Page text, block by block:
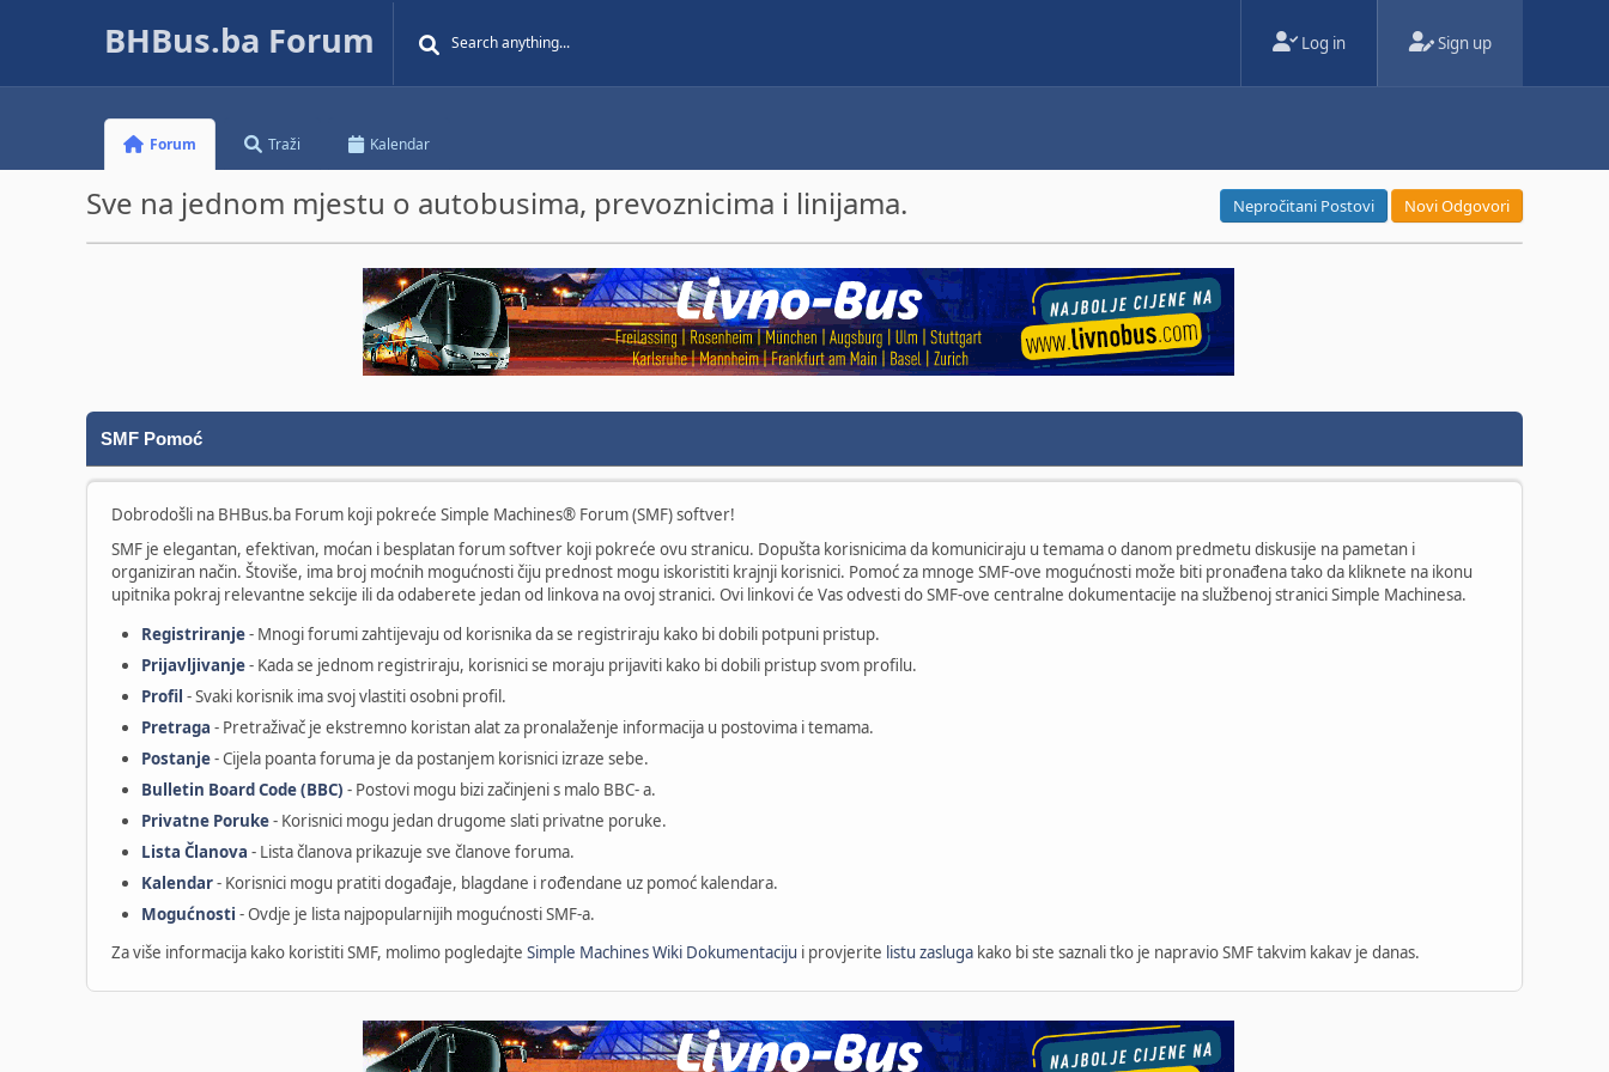
BHBus.ba Forum Log in Sign up
Forum Traži Kalendar
Sve na jednom mjestu o autobusima, prevoznicima i linijama. Nepročitani Postovi Novi Odgovori
SMF Pomoć
Dobrodošli na BHBus.ba Forum koji pokreće Simple Machines® Forum (SMF) softver!
SMF je elegantan, efektivan, moćan i besplatan forum softver koji pokreće ovu stranicu. Dopušta korisnicima da komuniciraju u temama o danom predmetu diskusije na pametan i
organiziran način. Štoviše, ima broj moćnih mogućnosti čiju prednost mogu iskoristiti krajnji korisnici. Pomoć za mnoge SMF-ove mogućnosti može biti pronađena tako da kliknete na ikonu
upitnika pokraj relevantne sekcije ili da odaberete jedan od linkova na ovoj stranici. Ovi linkovi će Vas odvesti do SMF-ove centralne dokumentacije na službenoj stranici Simple Machinesa.
Registriranje- Mnogi forumi zahtijevaju od korisnika da se registriraju kako bi dobili potpuni pristup.
Prijavljivanje- Kada se jednom registriraju, korisnici se moraju prijaviti kako bi dobili pristup svom profilu.
Profil - Svaki korisnik ima svoj vlastiti osobni profil.
Pretraga - Pretraživač je ekstremno koristan alat za pronalaženje informacija u postovima i temama.
Postanje- Cijela poanta foruma je da postanjem korisnici izraze sebe.
Bulletin Board Code (BBC) - Postovi mogu bizi začinjeni s malo BBC- a.
Privatne Poruke- Korisnici mogu jedan drugome slati privatne poruke.
Lista Članova - Lista članova prikazuje sve članove foruma.
Kalendar- Korisnici mogu pratiti događaje, blagdane i rođendane uz pomoć kalendara.
Mogućnosti - Ovdje je lista najpopularnijih mogućnosti SMF-a.
Za više informacija kako koristiti SMF, molimo pogledajte Simple Machines Wiki Dokumentaciju i provjerite listu zasluga kako bi ste saznali tko je napravio SMF takvim kakav je danas.